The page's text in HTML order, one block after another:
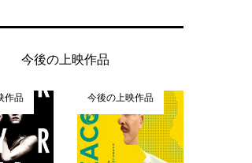
今後の上映作品
作品 今後の上映作品